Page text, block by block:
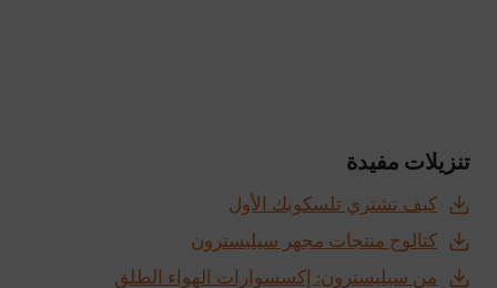
تنزيلات مفيدة
كيف تشتري تلسكوبك الأول
كتالوج منتجات مجهر سيليسترون
من سيليسترون: إكسسوارات الهواء الطلق